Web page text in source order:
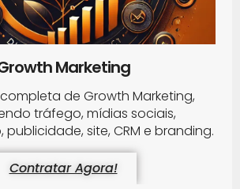
Marketing
de Growth Marketing,
tráfego, mídias sociais,
site, CRM e branding.
Contratar Agora!